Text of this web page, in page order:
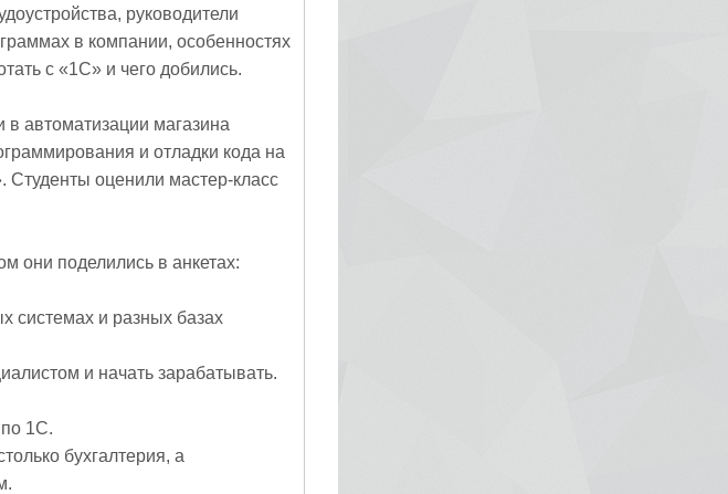
руководители
в компании, особенностях
с «1С» и чего добились.
в автоматизации магазина
и отладки кода на
оценили мастер‑класс
они поделились в анкетах:
системах и разных базах
и начать зарабатывать.
по 1С.
бухгалтерия, а